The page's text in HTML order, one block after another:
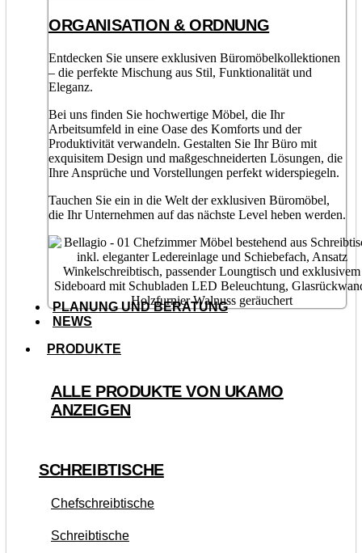
ORGANISATION & ORDNUNG
Entdecken Sie unsere exklusiven Büromöbelkollektionen
– die perfekte Mischung aus Stil, Funktionalität und
Eleganz.
Bei uns finden Sie hochwertige Möbel, die Ihr
Arbeitsumfeld in eine Oase des Komforts und der
Produktivität verwandeln. Gestalten Sie Ihr Büro mit
exquisitem Design und maßgeschneiderten Lösungen, die
Ihre Ansprüche und Vorstellungen perfekt widerspiegeln.
Tauchen Sie ein in die Welt der exklusiven Büromöbel,
die Ihr Unternehmen auf das nächste Level heben werden.
PLANUNG UND BERATUNG
NEWS
PRODUKTE
ALLE PRODUKTE VON UKAMO
ANZEIGEN
SCHREIBTISCHE
Chefschreibtische
Schreibtische